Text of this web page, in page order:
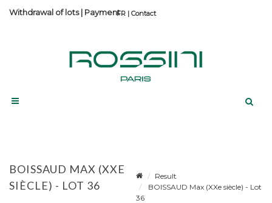
Contact
Withdrawal of lots| Payment
BOISSAUD MAX (XXE
SIÈCLE) - LOT 36
Result
BOISSAUD Max (XXe siècle) - Lot
36